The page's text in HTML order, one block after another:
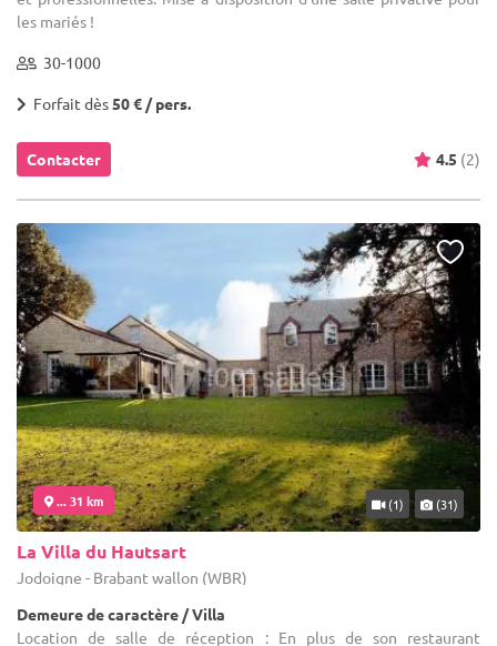
les mariés !
30-1000
Forfait dès50 € / pers.
Contacter 4.5 (2)
... 31 km (1) (31)
La Villa du Hautsart
Jodoigne - Brabant wallon (WBR)
Demeure de caractère / Villa
Location de salle de réception : En plus de son restaurant